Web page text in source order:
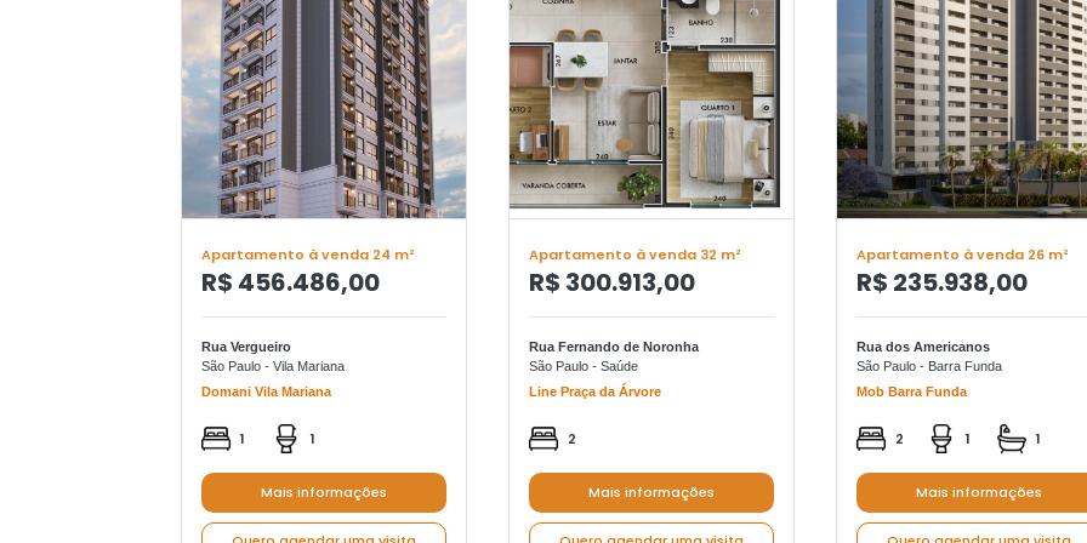
Apartamento à venda 24 m²
R$ 456.486,00
Rua Vergueiro
São Paulo - Vila Mariana
Domani Vila Mariana
1 1
Mais informações
Apartamento à venda 32 m²
R$ 300.913,00
Rua Fernando de Noronha
São Paulo - Saúde
Line Praça da Árvore
2
Mais informações
Apartamento à venda 26 m²
R$ 235.938,00
Rua dos Americanos
São Paulo - Barra Funda
Mob Barra Funda
2 1 1
Mais informações